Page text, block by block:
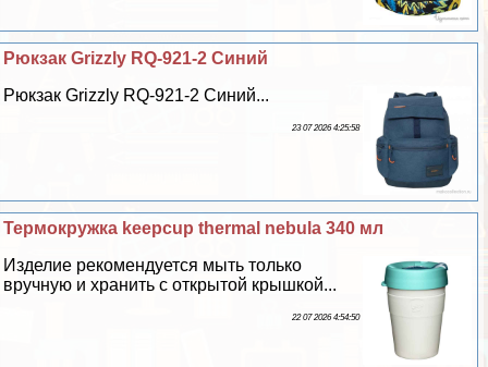
Рюкзак Grizzly RQ-921-2 Синий
Рюкзак Grizzly RQ-921-2 Синий...
23 07 2026 4:25:58
Термокружка keepcup thermal nebula 340 мл
Изделие рекомендуется мыть только
вручную и хранить с открытой крышкой...
22 07 2026 4:54:50